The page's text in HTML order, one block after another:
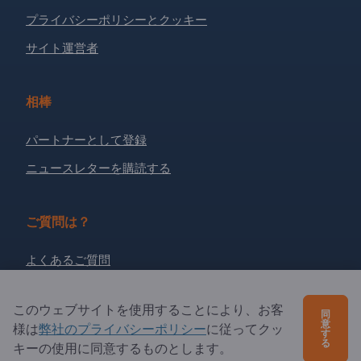
プライバシーポリシーとクッキー
サイト運営者
相棒
パートナーとして登録
ニュースレターを購読する
ご質問は？
よくあるご質問
当社概要
エクスポートページズへの質問
このウェブサイトを使用することにより、お客
様は弊社のプライバシーポリシーに従ってクッ
キーの使用に同意するものとします。
同
意
す
る